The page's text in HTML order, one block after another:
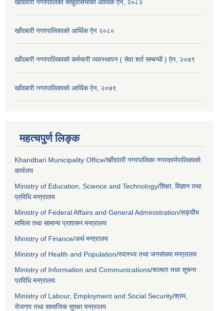
खाँदवारी नगरपालिका संखुवासभाको आर्थिक ऐन, २०८२
खाँदबारी नगरपालिकाको आर्थिक ऐन २०८०
खाँदबारी नगरपालिकाको कर्मचारी व्यवस्थापन ( सेवा शर्त सम्बन्धी ) ऐन, २०७९
खाँदबारी नगरपालिकाको आर्थिक ऐन, २०७९
महत्चपुर्ण लिङ्क
Khandbari Municipality Office/खाँदवारी नगरपालिका नगरकार्यपालिकाको
कार्यलय
Ministry of Education, Science and Technology/शिक्षा, विज्ञान तथा
प्रविधि मन्त्रालय
Ministry of Federal Affairs and General Administration/सङ्घीय
मामिला तथा सामान्य प्रशासन मन्त्रालय
Ministry of Finance/अर्थ मन्त्रालय
Ministry of Health and Population/स्वास्थ्य तथा जनसंख्या मन्त्रालय
Ministry of Information and Communications/सञ्चार तथा सूचना
प्रविधि मन्त्रालय
Ministry of Labour, Employment and Social Security/श्रम,
रोजगार तथा सामाजिक सुरक्षा मन्त्रालय